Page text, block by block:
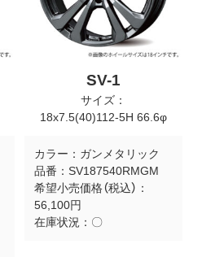
SV-1
サイズ：
18x7.5(40)112-5H 66.6φ
カラー： ガンメタリック
品番： SV187540RMGM
希望小売価格（税込）：
56,100円
在庫状況： 〇